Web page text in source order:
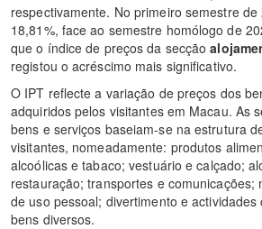
respectivamente. No primeiro semestre
18,81%, face ao semestre homólogo de
que o índice de preços da secção
registou o acréscimo mais significativo.
O IPT reflecte a variação de preços dos
adquiridos pelos visitantes em Macau. As
bens e serviços baseiam-se na estrutura
visitantes, nomeadamente: produtos
alcoólicas e tabaco; vestuário e calçado;
restauração; transportes e comunicações;
de uso pessoal; divertimento e actividades
bens diversos.